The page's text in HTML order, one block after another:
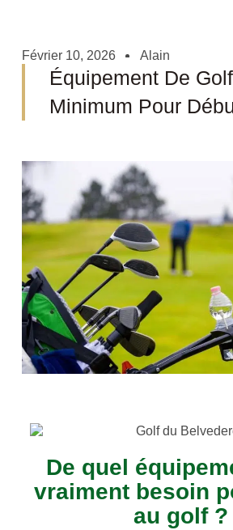
Février 10, 2026 Alain
Équipement De
Minimum Pour
De quel
vraiment besoin
au golf ?